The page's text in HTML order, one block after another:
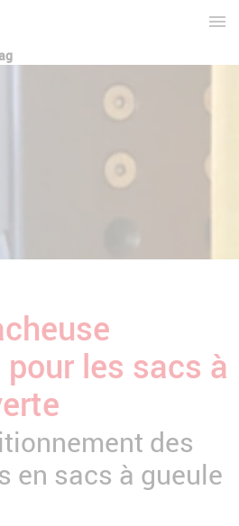
les sacs à
des
en sacs à gueule